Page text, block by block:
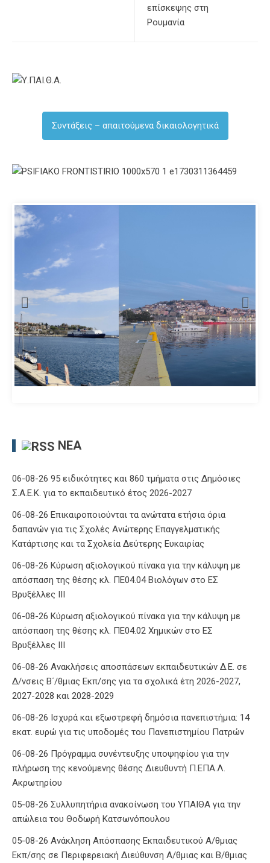
επίσκεψης στη
Ρουμανία
Συντάξεις – απαιτούμενα δικαιολογητικά
ΝΈΑ
06-08-26 95 ειδικότητες και 860 τμήματα στις Δημόσιες
Σ.Α.Ε.Κ. για το εκπαιδευτικό έτος 2026-2027
06-08-26 Επικαιροποιούνται τα ανώτατα ετήσια όρια
δαπανών για τις Σχολές Ανώτερης Επαγγελματικής
Κατάρτισης και τα Σχολεία Δεύτερης Ευκαιρίας
06-08-26 Κύρωση αξιολογικού πίνακα για την κάλυψη με
απόσπαση της θέσης κλ. ΠΕ04.04 Βιολόγων στο ΕΣ
Βρυξέλλες ΙΙΙ
06-08-26 Κύρωση αξιολογικού πίνακα για την κάλυψη με
απόσπαση της θέσης κλ. ΠΕ04.02 Χημικών στο ΕΣ
Βρυξέλλες ΙΙΙ
06-08-26 Ανακλήσεις αποσπάσεων εκπαιδευτικών Δ.Ε. σε
Δ/νσεις Β΄/θμιας Εκπ/σης για τα σχολικά έτη 2026-2027,
2027-2028 και 2028-2029
06-08-26 Ισχυρά και εξωστρεφή δημόσια πανεπιστήμια: 14
εκατ. ευρώ για τις υποδομές του Πανεπιστημίου Πατρών
06-08-26 Πρόγραμμα συνέντευξης υποψηφίου για την
πλήρωση της κενούμενης θέσης Διευθυντή Π.ΕΠΑ.Λ.
Ακρωτηρίου
05-08-26 Συλλυπητήρια ανακοίνωση του ΥΠΑΙΘΑ για την
απώλεια του Θοδωρή Κατσωνόπουλου
05-08-26 Ανάκληση Απόσπασης Εκπαιδευτικού Α/θμιας
Εκπ/σης σε Περιφερειακή Διεύθυνση Α/θμιας και Β/θμιας